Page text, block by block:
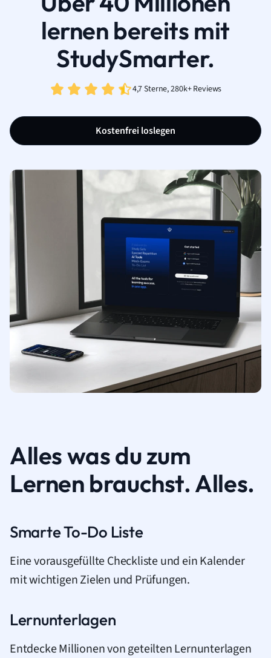
lernen bereits mit
StudySmarter.
4,7 Sterne, 280k+ Reviews
Kostenfrei loslegen
Alles was du zum
Lernen brauchst. Alles.
Smarte To-Do Liste
Eine vorausgefüllte Checkliste und ein Kalender
mit wichtigen Zielen und Prüfungen.
Lernunterlagen
Entdecke Millionen von geteilten Lernunterlagen